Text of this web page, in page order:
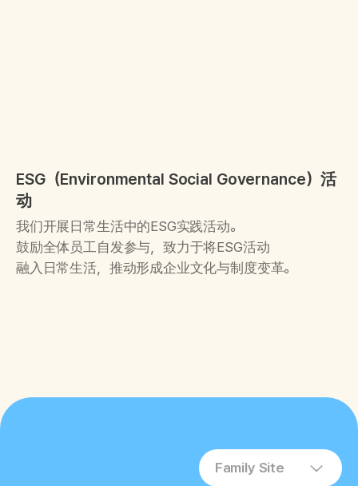
ESG（Environmental Social Governance）活
动
我们开展日常生活中的ESG实践活动。
鼓励全体员工自发参与，致力于将ESG活动
融入日常生活，推动形成企业文化与制度变革。
Family Site